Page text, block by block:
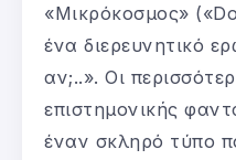
«Μικρόκοσμος»
ένα διερευνητικό
αν;..». Οι
επιστημονικής
έναν σκληρό τύπο